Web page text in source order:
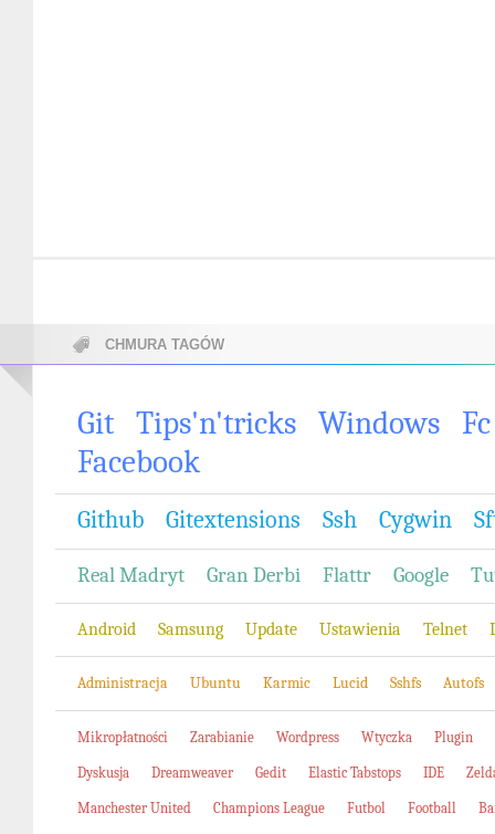
CHMURA TAGÓW
Git Tips'n'tricks Windows
Facebook
Github Gitextensions Ssh Cygwin
Real Madryt Gran Derbi Flattr Google
Android Samsung Update Ustawienia Telnet
Administracja Ubuntu Karmic Lucid Sshfs Autofs
Mikropłatności Zarabianie Wordpress Wtyczka Plugin
Dyskusja Dreamweaver Gedit Elastic Tabstops IDE
Manchester United Champions League Futbol Football